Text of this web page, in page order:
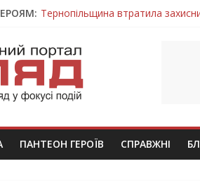
Тернопільщина втратила
На війні загинув молодий
Тернопільщина втратила
Тернопільщина втратила
ПАНТЕОН ГЕРОЇВ СПРАВЖНІ